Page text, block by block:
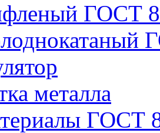
ГОСТ
металла
ГОСТ